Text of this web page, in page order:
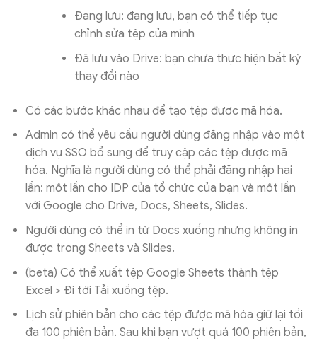
Đang lưu: đang lưu, bạn có thể tiếp tục
chỉnh sửa tệp của mình
Đã lưu vào Drive: bạn chưa thực hiện bất kỳ
thay đổi nào
Có các bước khác nhau để tạo tệp được mã hóa.
Admin có thể yêu cầu người dùng đăng nhập vào một
dịch vụ SSO bổ sung để truy cập các tệp được mã
hóa. Nghĩa là người dùng có thể phải đăng nhập hai
lần: một lần cho IDP của tổ chức của bạn và một lần
với Google cho Drive, Docs, Sheets, Slides.
Người dùng có thể in từ Docs xuống nhưng không in
được trong Sheets và Slides.
(beta) Có thể xuất tệp Google Sheets thành tệp
Excel > Đi tới Tải xuống tệp.
Lịch sử phiên bản cho các tệp được mã hóa giữ lại tối
đa 100 phiên bản. Sau khi bạn vượt quá 100 phiên bản,